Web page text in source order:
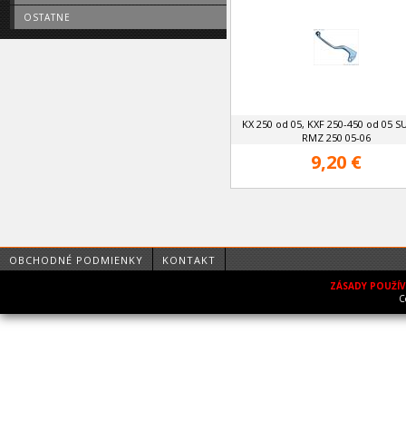
OSTATNE
KX 250 od 05, KXF 250-450 od 05
RMZ 250 05-06
9,20 €
OBCHODNÉ PODMIENKY KONTAKT
ZÁSADY